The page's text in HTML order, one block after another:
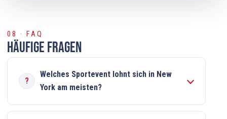
08 · FAQ
Häufige Fragen
Welches Sportevent lohnt sich in New
York am meisten?